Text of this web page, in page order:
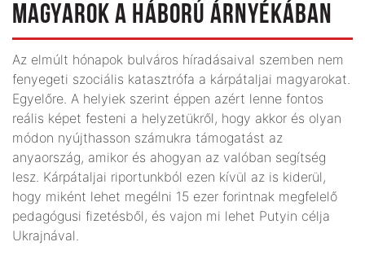
MAGYAROK A HÁBORÚ ÁRNYÉKÁBAN
Az elmúlt hónapok bulváros híradásaival szemben nem
fenyegeti szociális katasztrófa a kárpátaljai magyarokat.
Egyelőre. A helyiek szerint éppen azért lenne fontos
reális képet festeni a helyzetükről, hogy akkor és olyan
módon nyújthasson számukra támogatást az
anyaország, amikor és ahogyan az valóban segítség
lesz. Kárpátaljai riportunkból ezen kívül az is kiderül,
hogy miként lehet megélni 15 ezer forintnak megfelelő
pedagógusi fizetésből, és vajon mi lehet Putyin célja
Ukrajnával.